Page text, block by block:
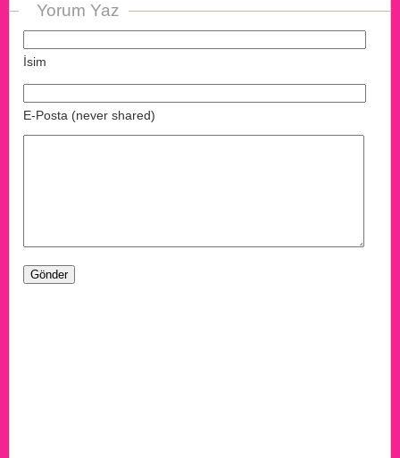
Yorum Yaz
İsim
E-Posta (never shared)